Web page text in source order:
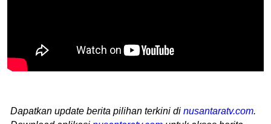
Dapatkan update berita pilihan terkini di nusantaratv.com.